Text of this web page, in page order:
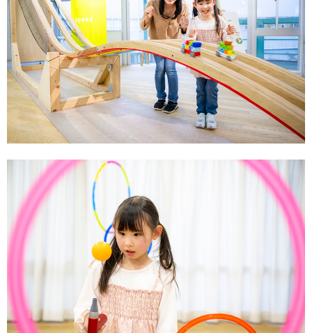
個人情報保護方針
サイトポリシー
ソーシャルメディアポリシー